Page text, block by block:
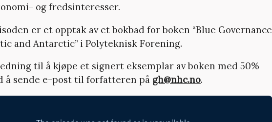
og fredsinteresser.
er et opptak av et bokbad for boken “Blue Governance
and Antarctic” i Polyteknisk Forening.
til å kjøpe et signert eksemplar av boken med 50%
å sende e-post til forfatteren på gh@nhc.no.